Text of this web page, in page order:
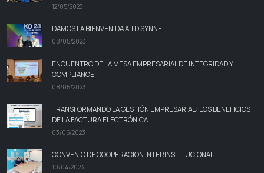
12/05/2023
DAMOS LA BIENVENIDA A TD SYNNE
08/05/2023
ENCUENTRO DE LA MESA EMPRESARIAL DE INTEGRIDAD Y
COMPLIANCE
08/05/2023
TRANSFORMANDO LA GESTIÓN EMPRESARIAL: LOS BENEFICIOS
DE LA FACTURA ELECTRÓNICA
03/05/2023
CONVENIO DE COOPERACIÓN INTERINSTITUCIONAL
10/04/2023